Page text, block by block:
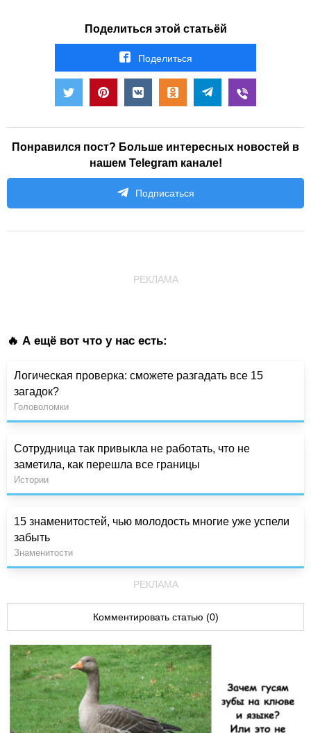
Поделиться этой статьёй
Поделиться
Понравился пост? Больше интересных новостей в
нашем Telegram канале!
Подписаться
РЕКЛАМА
🔥 А ещё вот что у нас есть:
Логическая проверка: сможете разгадать все 15
загадок?
Головоломки
Сотрудница так привыкла не работать, что не
заметила, как перешла все границы
Истории
15 знаменитостей, чью молодость многие уже успели
забыть
Знаменитости
РЕКЛАМА
Комментировать статью (0)